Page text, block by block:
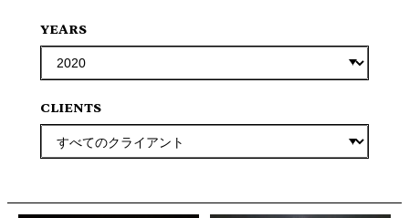
YEARS
CLIENTS